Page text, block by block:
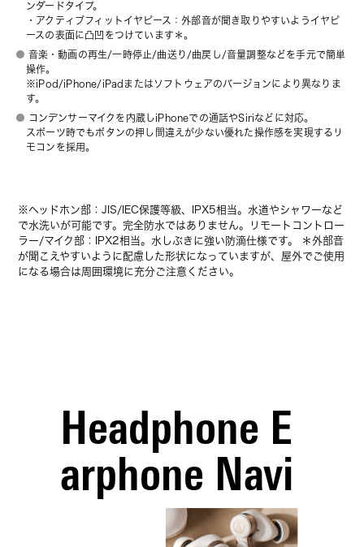
ンダードタイプ。
・アクティブフィットイヤピース：外部音が聞き取りやすいようイヤピ
ースの表面に凸凹をつけています＊。
音楽・動画の再生/一時停止/曲送り/曲戻し/音量調整などを手元で簡単
操作。
※iPod/iPhone/iPadまたはソフトウェアのバージョンにより異なりま
す。
コンデンサーマイクを内蔵しiPhoneでの通話やSiriなどに対応。
スポーツ時でもボタンの押し間違えが少ない優れた操作感を実現するリ
モコンを採用。
※ヘッドホン部：JIS/IEC保護等級、IPX5相当。水道やシャワーなど
で水洗いが可能です。完全防水ではありません。リモートコントロー
ラー/マイク部：IPX2相当。水しぶきに強い防滴仕様です。 ＊外部音
が聞こえやすいように配慮した形状になっていますが、屋外でご使用
になる場合は周囲環境に充分ご注意ください。
Headphone E
arphone Navi